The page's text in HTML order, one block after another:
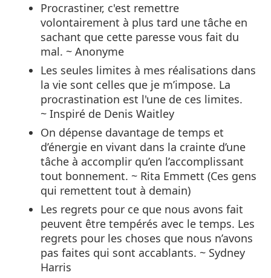
Procrastiner, c'est remettre
volontairement à plus tard une tâche en
sachant que cette paresse vous fait du
mal. ~ Anonyme
Les seules limites à mes réalisations dans
la vie sont celles que je m’impose. La
procrastination est l'une de ces limites.
~ Inspiré de Denis Waitley
On dépense davantage de temps et
d’énergie en vivant dans la crainte d’une
tâche à accomplir qu’en l’accomplissant
tout bonnement. ~ Rita Emmett (Ces gens
qui remettent tout à demain)
Les regrets pour ce que nous avons fait
peuvent être tempérés avec le temps. Les
regrets pour les choses que nous n’avons
pas faites qui sont accablants. ~ Sydney
Harris